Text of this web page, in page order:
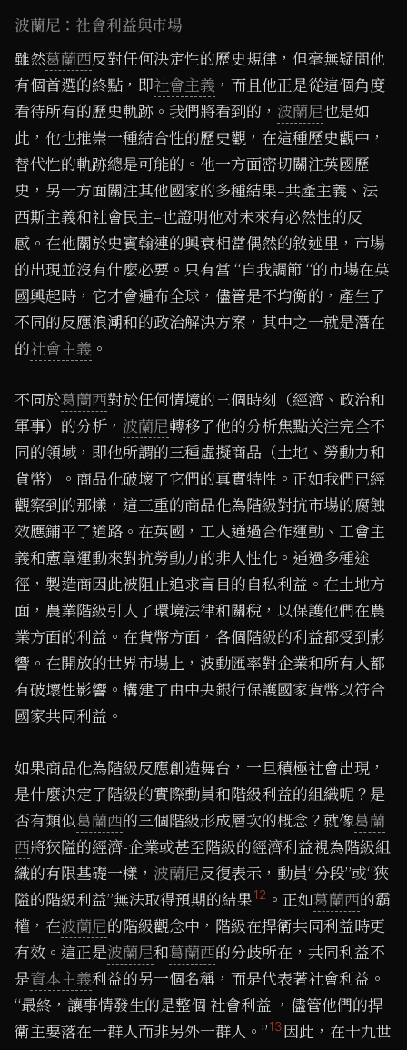
波蘭尼：社會利益與市場
雖然葛蘭西反對任何決定性的歷史規律，但毫無疑問他
有個首選的終點，即社會主義 ，而且他正是從這個角度
看待所有的歷史軌跡。我們將看到的， 波蘭尼也是如
此，他也推崇一種結合性的歷史觀，在這種歷史觀中，
替代性的軌跡總是可能的。他一方面密切關注英國歷
史，另一方面關注其他國家的多種結果–共產主義、法
西斯主義和社會民主–也證明他对未來有必然性的反
感。在他關於史賓翰連的興衰相當偶然的敘述里，市場
的出現並沒有什麼必要。只有當 “自我調節 “的市場在英
國興起時，它才會遍布全球，儘管是不均衡的，產生了
不同的反應浪潮和的政治解決方案，其中之一就是潛在
的社會主義 。
不同於葛蘭西對於任何情境的三個時刻（經濟、政治和
軍事）的分析， 波蘭尼轉移了他的分析焦點关注完全不
同的領域，即他所謂的三種虛擬商品（土地、勞動力和
貨幣）。商品化破壞了它們的真實特性。正如我們已經
觀察到的那樣，這三重的商品化為階級對抗市場的腐蝕
效應鋪平了道路。在英國，工人通過合作運動、工會主
義和憲章運動來對抗勞動力的非人性化。通過多種途
徑，製造商因此被阻止追求盲目的自私利益。在土地方
面，農業階級引入了環境法律和關稅，以保護他們在農
業方面的利益。在貨幣方面，各個階級的利益都受到影
響。在開放的世界市場上，波動匯率對企業和所有人都
有破壞性影響。構建了由中央銀行保護國家貨幣以符合
國家共同利益。
如果商品化為階級反應創造舞台，一旦積極社會出現，
是什麼決定了階級的實際動員和階級利益的組織呢？是
否有類似葛蘭西的三個階級形成層次的概念？就像葛蘭
西將狹隘的經濟-企業或甚至階級的經濟利益視為階級組
織的有限基礎一樣， 波蘭尼反復表示，動員“分段”或“狹
隘的階級利益”無法取得預期的結果12 。正如葛蘭西的霸
權，在波蘭尼的階級觀念中，階級在捍衛共同利益時更
有效。這正是波蘭尼和葛蘭西的分歧所在，共同利益不
是資本主義利益的另一個名稱，而是代表著社會利益。
“最終，讓事情發生的是整個 社會利益 ，儘管他們的捍
衛主要落在一群人而非另外一群人。”13因此，在十九世